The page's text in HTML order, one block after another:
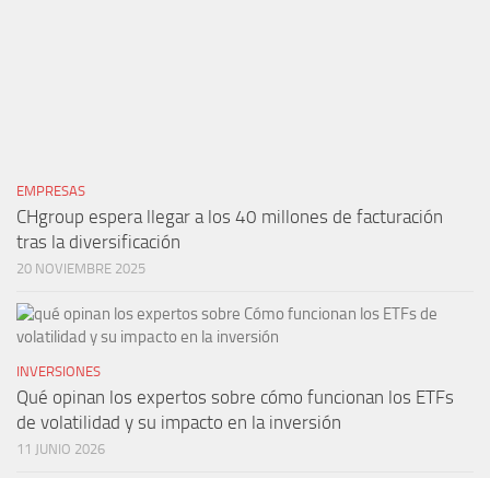
EMPRESAS
CHgroup espera llegar a los 40 millones de facturación
tras la diversificación
20 NOVIEMBRE 2025
INVERSIONES
Qué opinan los expertos sobre cómo funcionan los ETFs
de volatilidad y su impacto en la inversión
11 JUNIO 2026